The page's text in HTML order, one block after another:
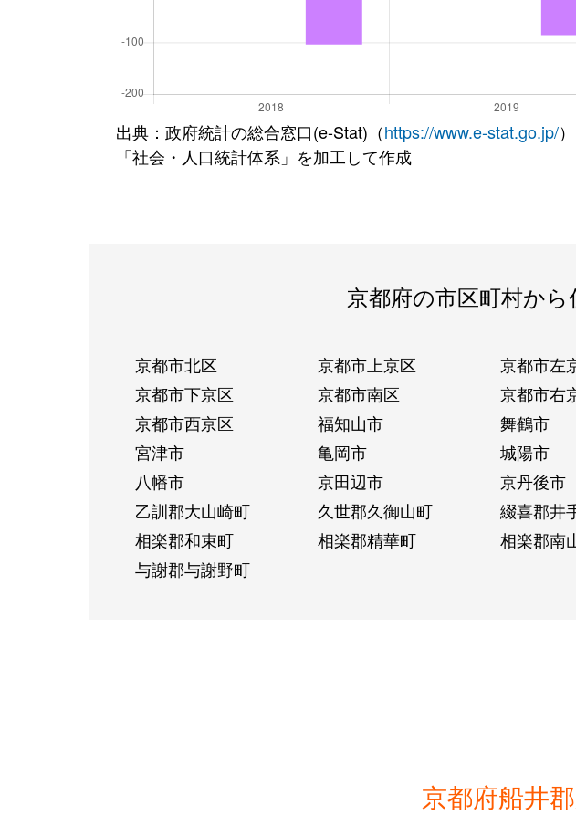
出典：政府統計の総合窓口(e-Stat)（https://www.e-stat.go.jp/）
「社会・人口統計体系」を加工して作成
京都府の市区町村か
京都市北区 京都市上京区 京都市左
京都市下京区
京都市南区 京都市右
京都市西京区
福知山市 舞鶴市
宮津市
亀岡市 城陽市
八幡市
京田辺市 京丹後市
乙訓郡大山崎町
久世郡久御山町 綴喜郡井
相楽郡和束町
相楽郡精華町 相楽郡南
与謝郡与謝野町
京都府船井